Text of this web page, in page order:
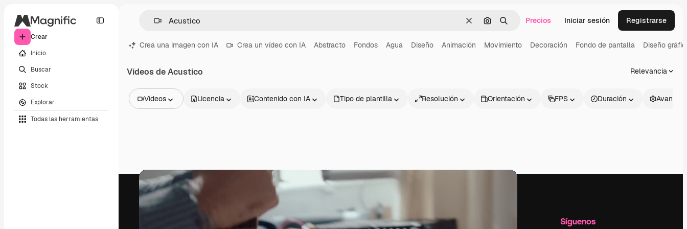
Crear
Inicio
Buscar
Stock
Explorar
Todas las herramientas
BorrarBuscar por imagen
BuscarPrecios Iniciar sesión Registrarse
Crea una imagen con IA Crea un vídeo con IA Abstracto Fondos Agua Diseño Animación Movimiento Decoración Fondo de pantalla Diseño
Vídeos de Acustico Relevancia
Vídeos
Vídeos
Clips de vídeo
Motion graphics
Plantillas de vídeos
Iconos
Licencia Contenido con IA Tipo de plantilla Resolución Orientación FPS Duración
Productos Información útil Síguenos